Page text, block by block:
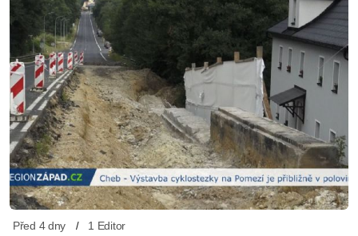
Před 4 dny 1 Editor